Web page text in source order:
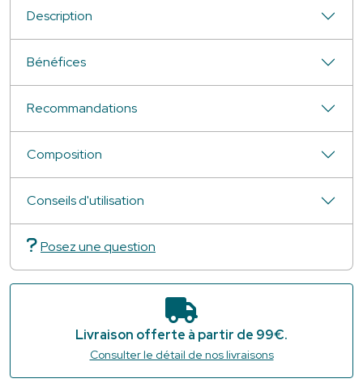
Description
Bénéfices
Recommandations
Composition
Conseils d'utilisation
Posez une question
Livraison offerte à partir de 99€.
Consulter le détail de nos livraisons